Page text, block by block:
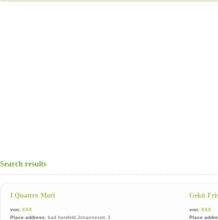
Search results
I Quattro Mori
von: XXX
Place address: bad hersfeld,Johannesstr. 3
Gekü
von: XXX
Place